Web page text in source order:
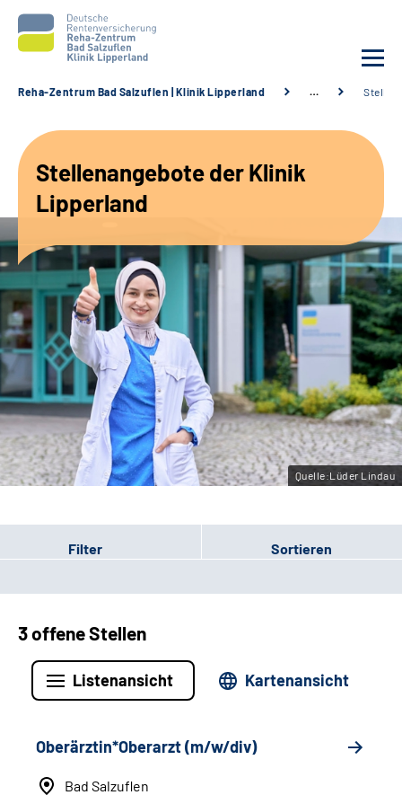
Unsere Angebote
Service
Karriere
Sozialdienste & Zuweisende
Suche
Leichte Sprache
Gebärdensprache
Reha-Zentrum Bad Salzuflen | Klinik Lipperland …
Stellenangebote der Klinik
Lipperland
Quelle:Lüder Lindau
Filter Sortieren
3 offene Stellen
Listenansicht Kartenansicht
Oberärztin*Oberarzt (m/w/div)
Bad Salzuflen